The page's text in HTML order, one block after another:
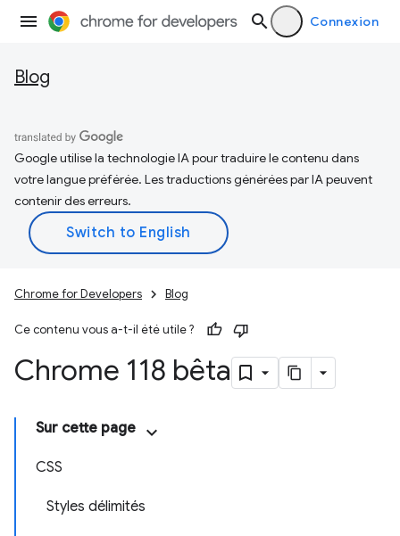
Connexion
Blog
Google utilise la technologie IA pour traduire le contenu dans
votre langue préférée. Les traductions générées par IA peuvent
contenir des erreurs.
Chrome for Developers Blog
Ce contenu vous a-t-il été utile ?
Chrome 118 bêta
Sur cette page
CSS
Styles délimités